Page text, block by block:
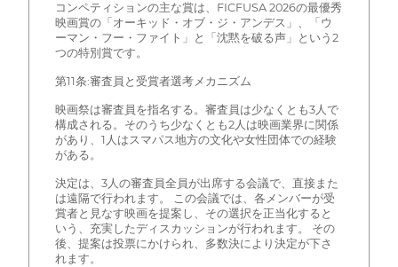
コンペティションの主な賞は、FICFUSA 2026の最優秀
映画賞の「オーキッド・オブ・ジ・アンデス」、「ウ
ーマン・フー・ファイト」と「沈黙を破る声」という2
つの特別賞です。
第11条:審査員と受賞者選考メカニズム
映画祭は審査員を指名する。審査員は少なくとも3人で
構成される。そのうち少なくとも2人は映画業界に関係
があり、1人はスマパス地方の文化や女性団体での経験
がある。
決定は、3人の審査員全員が出席する会議で、直接また
は遠隔で行われます。 この会議では、各メンバーが受
賞者と見なす映画を提案し、その選択を正当化すると
いう、充実したディスカッションが行われます。 その
後、提案は投票にかけられ、多数決により決定が下さ
れます。